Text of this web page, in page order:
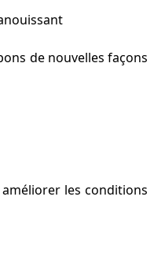
de nouvelles façons
les conditions